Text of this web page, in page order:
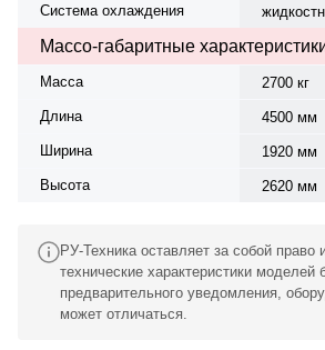
Система охлаждения
Массо-габаритные
Масса
2700 кг
Длина
4500 мм
Ширина
1920 мм
Высота
2620 мм
РУ-Техника оставляет за собой право
технические характеристики моделей
предварительного уведомления,
может отличаться.